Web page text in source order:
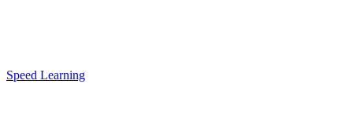
Speed Learning